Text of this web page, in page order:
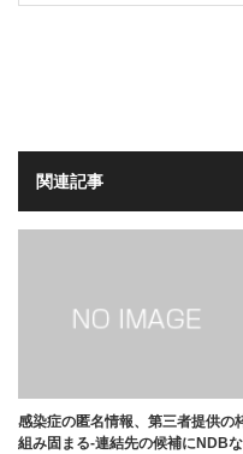
関連記事
感染症の匿名情報、第三者提供の
組み固まる-連結先の候補にNDBな